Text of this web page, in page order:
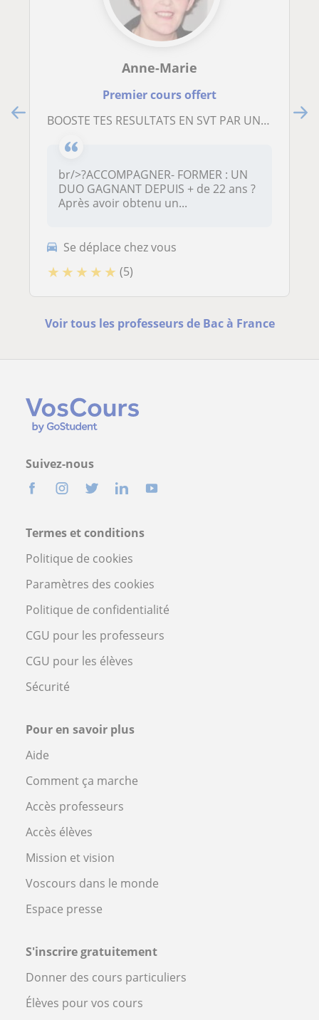
Anne-Marie
Premier cours offert
BOOSTE TES RESULTATS EN SVT PAR UN COACHING EFFICACE DU COLLEGE,AU LYCEE
br/>?ACCOMPAGNER- FORMER : UN
DUO GAGNANT DEPUIS + de 22 ans ?
Après avoir obtenu un...
Se déplace chez vous
★ ★ ★ ★ ★ (5)
Voir tous les professeurs de Bac à France
Suivez-nous
Termes et conditions
Politique de cookies
Paramètres des cookies
Politique de confidentialité
CGU pour les professeurs
CGU pour les élèves
Sécurité
Pour en savoir plus
Aide
Comment ça marche
Accès professeurs
Accès élèves
Mission et vision
Voscours dans le monde
Espace presse
S'inscrire gratuitement
Donner des cours particuliers
Élèves pour vos cours